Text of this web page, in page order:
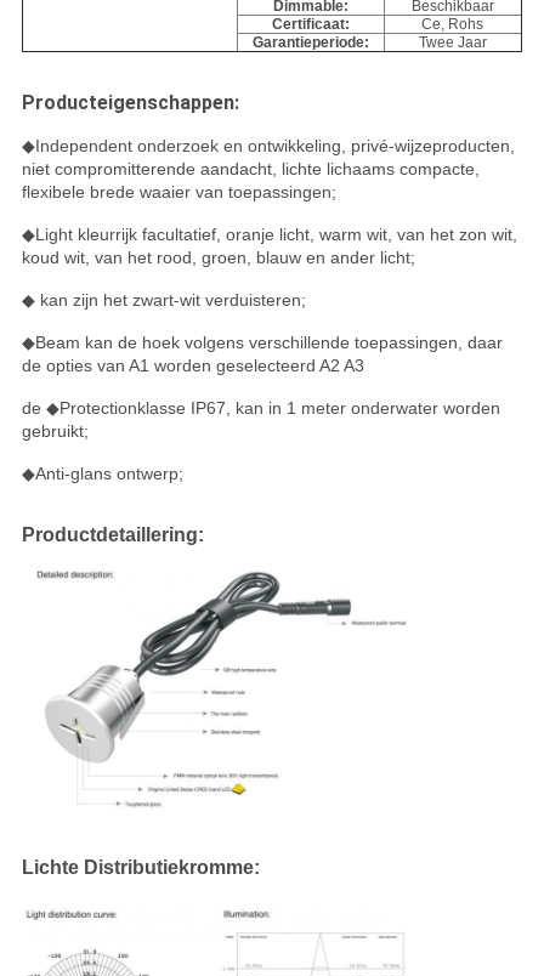
Dimmable:
Beschikbaar
Certificaat:
Ce, Rohs
Garantieperiode:
Twee Jaar
Producteigenschappen:
◆Independent onderzoek en ontwikkeling, privé-wijzeproducten,
niet compromitterende aandacht, lichte lichaams compacte,
flexibele brede waaier van toepassingen;
◆Light kleurrijk facultatief, oranje licht, warm wit, van het zon wit,
koud wit, van het rood, groen, blauw en ander licht;
◆ kan zijn het zwart-wit verduisteren;
◆Beam kan de hoek volgens verschillende toepassingen, daar
de opties van A1 worden geselecteerd A2 A3
de ◆Protectionklasse IP67, kan in 1 meter onderwater worden
gebruikt;
◆Anti-glans ontwerp;
Productdetaillering:
Lichte Distributiekromme: